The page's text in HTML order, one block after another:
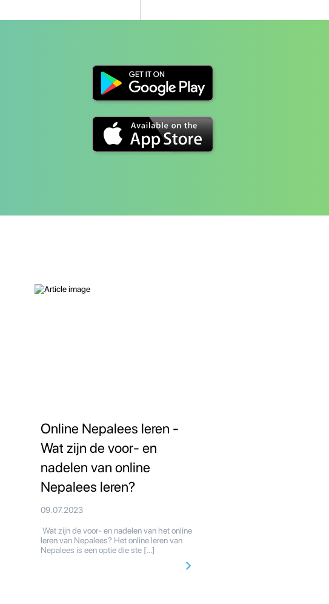
Online Nepalees leren -
Wat zijn de voor- en
nadelen van online
Nepalees leren?
09.07.2023
Wat zijn de voor- en nadelen van het online
leren van Nepalees? Het online leren van
Nepalees is een optie die ste […]